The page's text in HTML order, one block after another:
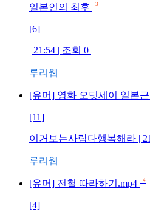
일본인의 최후 +3
[6]
| 21:54 | 조회 0 |
루리웹
[유머] 영화 오딧세이 일본
[11]
이거보는사람다행복해라 |
루리웹
[유머] 전철 따라하기.mp4 +4
[4]